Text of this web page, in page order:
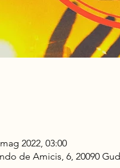
2022, 03:00
de Amicis, 6, 20090